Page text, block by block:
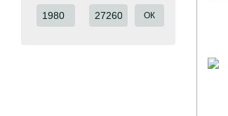
Від Ціна, грн
До Ціна, грн ОК